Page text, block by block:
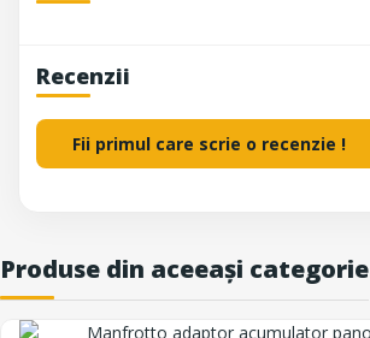
Recenzii
Fii primul care scrie o recenzie !
Produse din aceeași categorie